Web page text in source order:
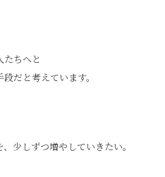
たちへと
だと考えています。
少しずつ増やしていきたい。